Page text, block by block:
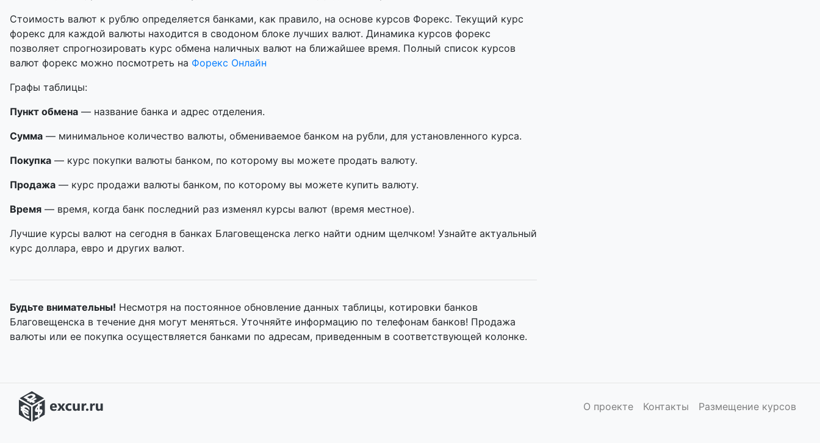
Стоимость валют к рублю определяется банками, как правило, на основе курсов Форекс. Текущий курс
форекс для каждой валюты находится в сводоном блоке лучших валют. Динамика курсов форекс
позволяет спрогнозировать курс обмена наличных валют на ближайшее время. Полный список курсов
валют форекс можно посмотреть на Форекс Онлайн
Графы таблицы:
Пункт обмена — название банка и адрес отделения.
Сумма — минимальное количество валюты, обмениваемое банком на рубли, для установленного курса.
Покупка — курс покупки валюты банком, по которому вы можете продать валюту.
Продажа — курс продажи валюты банком, по которому вы можете купить валюту.
Время — время, когда банк последний раз изменял курсы валют (время местное).
Лучшие курсы валют на сегодня в банках Благовещенска легко найти одним щелчком! Узнайте актуальный
курс доллара, евро и других валют.
Будьте внимательны! Несмотря на постоянное обновление данных таблицы, котировки банков
Благовещенска в течение дня могут меняться. Уточняйте информацию по телефонам банков! Продажа
валюты или ее покупка осуществляется банками по адресам, приведенным в соответствующей колонке.
О проекте Контакты Размещение курсов